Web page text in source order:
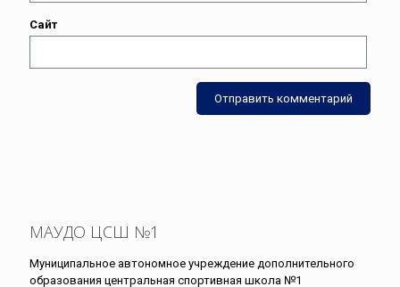
Сайт
МАУДО ЦСШ №1
Муниципальное автономное учреждение дополнительного
образования центральная спортивная школа №1